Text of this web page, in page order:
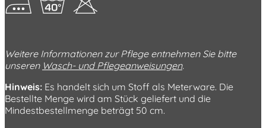
Weitere Informationen zur Pflege entnehmen Sie bitte
unseren Wasch- und Pflegeanweisungen.
Hinweis: Es handelt sich um Stoff als Meterware. Die
Bestellte Menge wird am Stück geliefert und die
Mindestbestellmenge beträgt 50 cm.